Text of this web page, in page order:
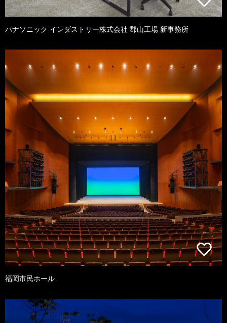
パナソニック インダストリー株式会社 郡山工場 新事務所
福岡市民ホール